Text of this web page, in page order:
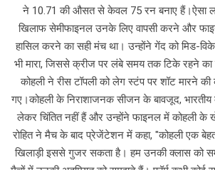
ने 10.71 की औसत से केवल 75 रन बनाए हैं।ऐसा
खिलाफ सेमीफाइनल उनके लिए वापसी करने और
हासिल करने का सही मंच था। उन्होंने गेंद को मिड-
भी मारा, जिससे क्रीज पर लंबे समय तक टिके रहने
कोहली ने रीस टॉपली को लेग स्टंप पर शॉट मारने की
गए।कोहली के निराशाजनक सीजन के बावजूद, भारतीय
लेकर चिंतित नहीं हैं और उन्होंने फाइनल में कोहली के
रोहित ने मैच के बाद प्रेजेंटेशन में कहा, "कोहली एक
खिलाड़ी इससे गुजर सकता है। हम उनकी क्लास को